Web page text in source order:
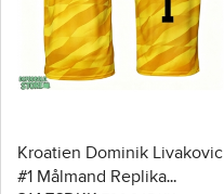
Kroatien Dominik Livakovic
#1 Målmand Replika